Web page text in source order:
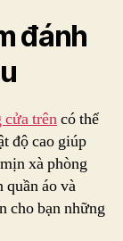
đánh
cửa trêncó thể
độ cao giúp
xà phòng
quần áo và
cho bạn những